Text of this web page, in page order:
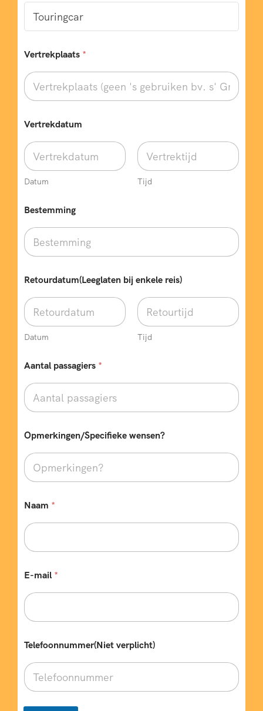
n
e
e
Vertrekplaats *
Vertrekdatum
Datum Tijd
Bestemming
Retourdatum(Leeglaten bij enkele reis)
Datum Tijd
Aantal passagiers *
Opmerkingen/Specifieke wensen?
Naam *
E-mail *
Telefoonnummer(Niet verplicht)